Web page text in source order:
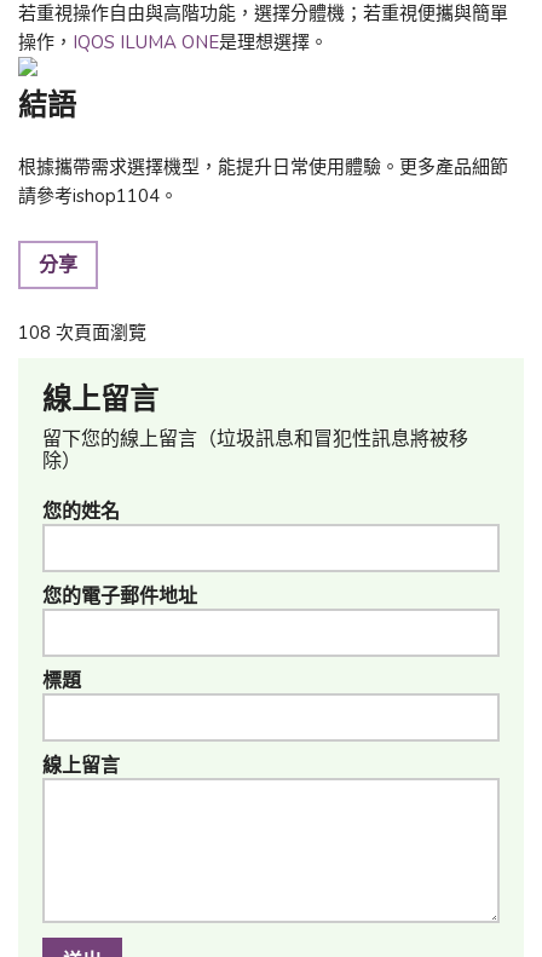
若重視操作自由與高階功能，選擇分體機；若重視便攜與簡單
操作， IQOS ILUMA ONE是理想選擇。
結語
根據攜帶需求選擇機型，能提升日常使用體驗。更多產品細節
請參考ishop1104。
分享
108 次頁面瀏覽
線上留言
留下您的線上留言（垃圾訊息和冒犯性訊息將被移
除）
您的姓名
您的電子郵件地址
標題
線上留言